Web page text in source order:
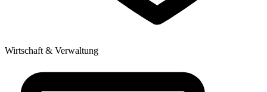
Wirtschaft & Verwaltung